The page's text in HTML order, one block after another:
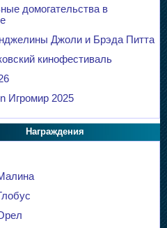
домогательства в
Джоли и Брэда Питта
кинофестиваль
Игромир 2025
Награждения